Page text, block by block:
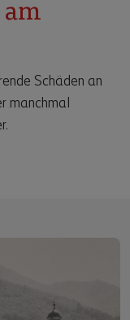
Schäden an
manchmal